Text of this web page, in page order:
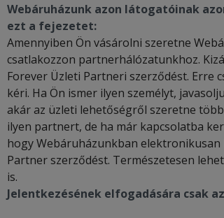
Webáruházunk azon látogatóinak
ezt a fejezetet:
Amennyiben Ön vásárolni szeretne
csatlakozzon partnerhálózatunkhoz.
Forever Üzleti Partneri szerződést. Erre
kéri. Ha Ön ismer ilyen személyt,
akár az üzleti lehetőségről szeretne
ilyen partnert, de ha már kapcsolatba
hogy Webáruházunkban
Partner szerződést. Természetesen
is.
Jelentkezésének elfogadására csak